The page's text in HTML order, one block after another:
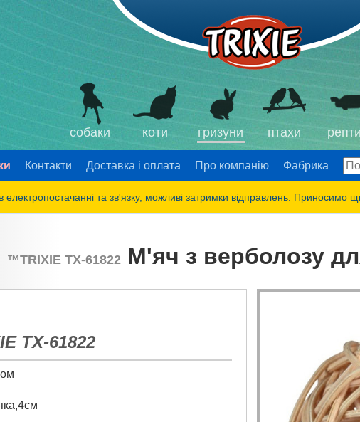
собаки коти гризуни птахи
Контакти Доставка і оплата Про компанію Фабрика
електропостачанні та зв'язку, можливі затримки відправлень. Приносимо
™TRIXIETX-61822М'яч з верболозу
TX-61822